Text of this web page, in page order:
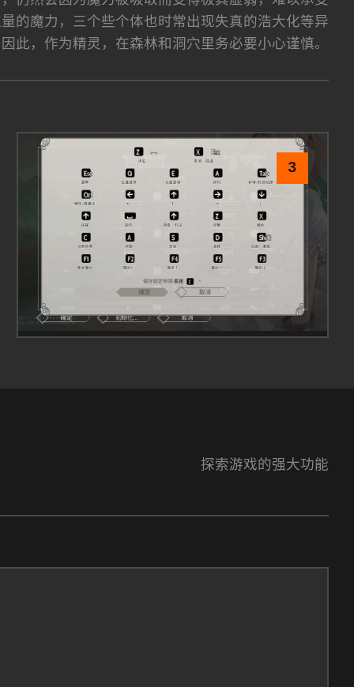
的魔力，三个些个体也时常出现失真的浩大化等异
此，作为精灵，在森林和洞穴里务必要小心谨慎。
3
探索游戏的强大功能